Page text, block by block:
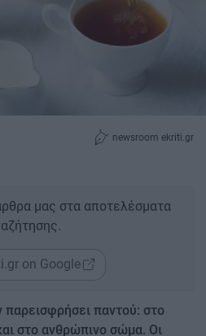
newsroom ekriti.gr
μας στα αποτελέσματα
on Google
παρεισφρήσει παντού: στο
στο ανθρώπινο σώμα. Οι